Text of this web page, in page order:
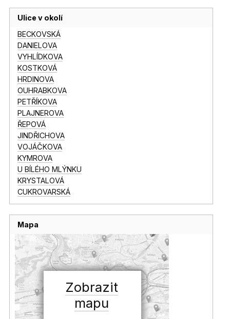
Ulice v okolí
BECKOVSKÁ
DANIELOVA
VYHLÍDKOVA
KOSTKOVÁ
HRDINOVA
OUHRABKOVA
PETŘÍKOVA
PLAJNEROVA
ŘEPOVÁ
JINDŘICHOVA
VOJÁČKOVA
KYMROVA
U BÍLÉHO MLÝNKU
KRYSTALOVÁ
CUKROVARSKÁ
Mapa
Zobrazit
mapu